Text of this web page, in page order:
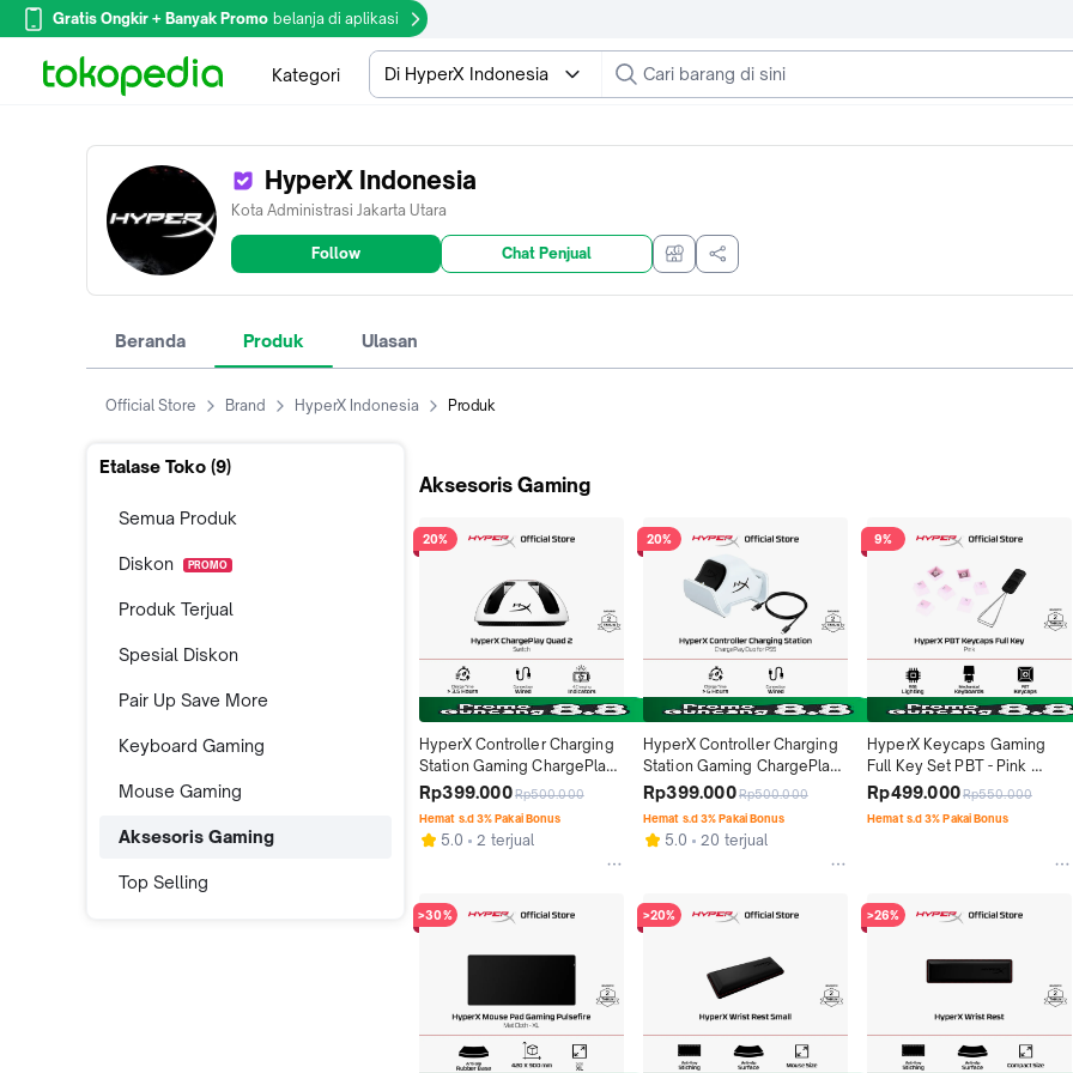
Gratis Ongkir + Banyak Promo belanja di aplikasi
Kategori Di HyperX Indonesia
HyperX Indonesia
Kota Administrasi Jakarta Utara
Follow Chat Penjual
Beranda Produk Ulasan
Official Store Brand HyperX Indonesia Produk
Etalase Toko (9)
Semua Produk
Diskon PROMO
Produk Terjual
Spesial Diskon
Pair Up Save More
Keyboard Gaming
Mouse Gaming
Aksesoris Gaming
Top Selling
Aksesoris Gaming
20%
HyperX Controller Charging
Station Gaming ChargePlay
Quad 2 - White-Red Stasiun
Pengisian Daya Joy-Con
Original
Rp399.000Rp500.000
Hemat s.d 3% Pakai Bonus
5.0 2 terjual
20%
HyperX Controller Charging
Station Gaming ChargePlay
Duo PS5 White Original
Rp399.000Rp500.000
Hemat s.d 3% Pakai Bonus
5.0 20 terjual
9%
HyperX Keycaps Gaming
Full Key Set PBT - Pink
Keyboard Gaming Original
Rp499.000Rp550.000
Hemat s.d 3% Pakai Bonus
>30% >20% >26%